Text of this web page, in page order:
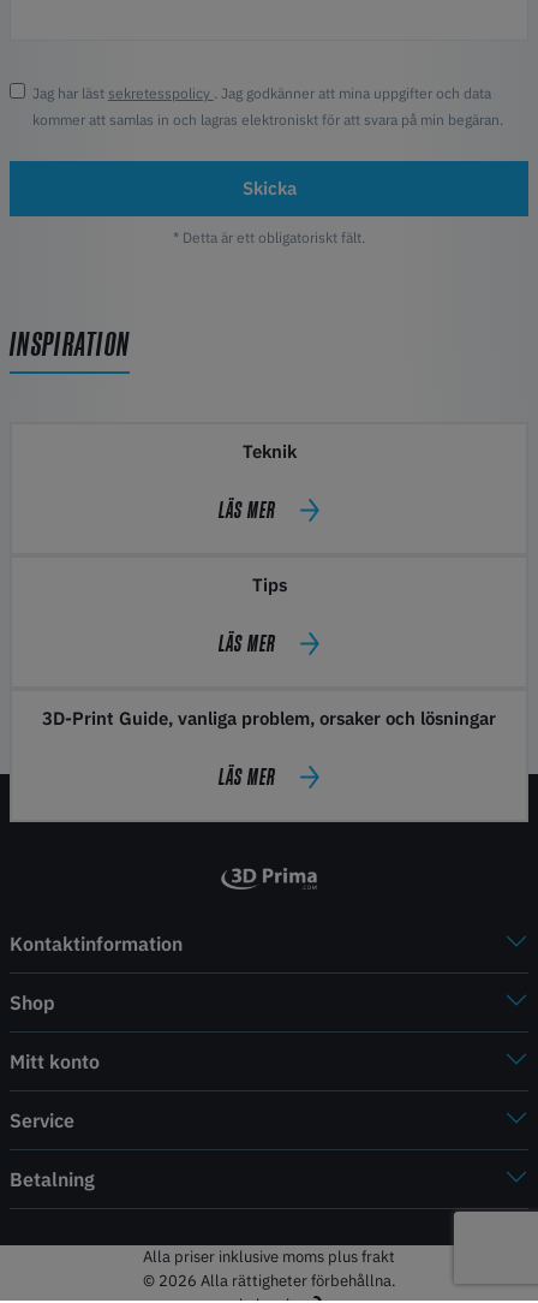
Jag har läst sekretesspolicy . Jag godkänner att mina uppgifter och data
kommer att samlas in och lagras elektroniskt för att svara på min begäran.
Skicka
* Detta är ett obligatoriskt fält.
INSPIRATION
Teknik
LÄS MER
Tips
LÄS MER
3D-Print Guide, vanliga problem, orsaker och lösningar
LÄS MER
Kontaktinformation
Shop
Mitt konto
Service
Betalning
Alla priser inklusive moms plus frakt
© 2026 Alla rättigheter förbehållna.